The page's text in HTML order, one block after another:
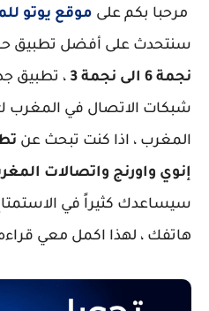
مرحبا بكم على موقع يوتو
سنتحدث على أفضل تطبيق
نجمة 6 الى نجمة 3
، تطبيق
شبكات الاتصال في المغرب
المغرب ، اذا كنت تبحث عن
إنوي واورنج واتصالات
سيساعدك كثيراً في
هاتفك ، لهذا اكمل معي